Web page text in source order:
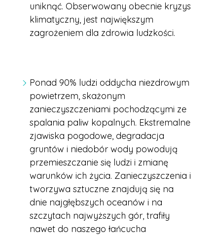
uniknąć. Obserwowany obecnie kryzys
klimatyczny, jest największym
zagrożeniem dla zdrowia ludzkości.
Ponad 90% ludzi oddycha niezdrowym
powietrzem, skażonym
zanieczyszczeniami pochodzącymi ze
spalania paliw kopalnych. Ekstremalne
zjawiska pogodowe, degradacja
gruntów i niedobór wody powodują
przemieszczanie się ludzi i zmianę
warunków ich życia. Zanieczyszczenia i
tworzywa sztuczne znajdują się na
dnie najgłębszych oceanów i na
szczytach najwyższych gór, trafiły
nawet do naszego łańcucha